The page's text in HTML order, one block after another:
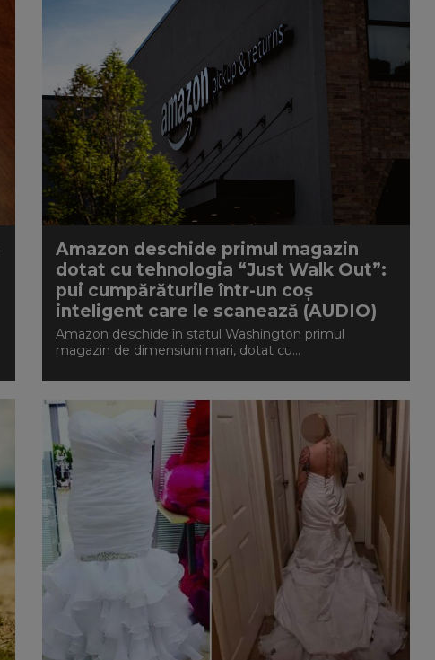
Amazon deschide primul magazin
dotat cu tehnologia “Just Walk Out”:
pui cumpărăturile într-un coș
inteligent care le scanează (AUDIO)
Amazon deschide în statul Washington primul
magazin de dimensiuni mari, dotat cu...